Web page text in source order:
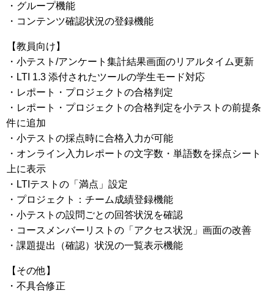
・グループ機能
・コンテンツ確認状況の登録機能
【教員向け】
・小テスト/アンケート集計結果画面のリアルタイム更新
・LTI 1.3 添付されたツールの学生モード対応
・レポート・プロジェクトの合格判定
・レポート・プロジェクトの合格判定を小テストの前提条
件に追加
・小テストの採点時に合格入力が可能
・オンライン入力レポートの文字数・単語数を採点シート
上に表示
・LTIテストの「満点」設定
・プロジェクト：チーム成績登録機能
・小テストの設問ごとの回答状況を確認
・コースメンバーリストの「アクセス状況」画面の改善
・課題提出（確認）状況の一覧表示機能
【その他】
・不具合修正